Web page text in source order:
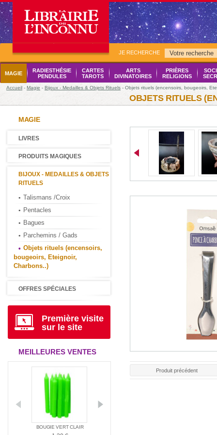
JE RECHERCHE
MAGIE
RADIESTHÉSIE
PENDULES
CARTES
TAROTS
ARTS
DIVINATOIRES
PRIÈRES
RELIGIONS
Accueil - Magie - Bijoux - Medailles & Objets Rituels - Objets rituels (encensoirs, bougeoirs,
OBJETS RITUELS
MAGIE
LIVRES
PRODUITS MAGIQUES
BIJOUX - MEDAILLES & OBJETS
RITUELS
Talismans /Croix
Pentacles
Bagues
Parchemins / Gads
Objets rituels (encensoirs,
bougeoirs, Eteignoir,
Charbons..)
OFFRES SPÉCIALES
Première visite
sur le site
MEILLEURES VENTES
BOUGIE VERT CLAIR
Produit précédent